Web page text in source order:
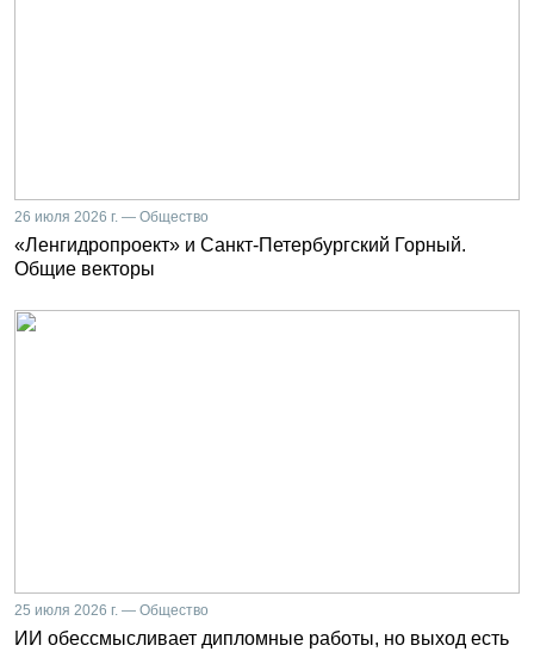
26 июля 2026 г. — Общество
«Ленгидропроект» и Санкт-Петербургский Горный.
Общие векторы
25 июля 2026 г. — Общество
ИИ обессмысливает дипломные работы, но выход есть